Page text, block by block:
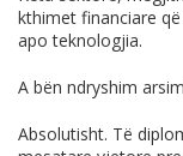
kthimet financiare
apo teknologjia.
A bën ndryshim
Absolutisht. Të